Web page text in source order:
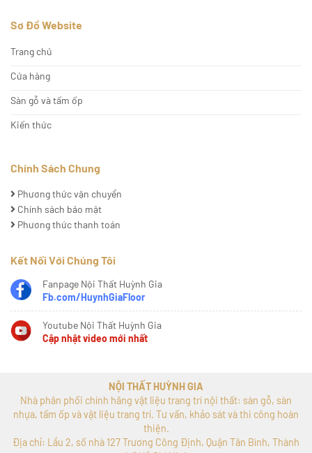
Sơ Đồ Website
Trang chủ
Cửa hàng
Sàn gỗ và tấm ốp
Kiến thức
Chính Sách Chung
Phương thức vận chuyển
Chính sách bảo mật
Phương thức thanh toán
Kết Nối Với Chúng Tôi
Fanpage Nội Thất Huỳnh Gia
Fb.com/HuynhGiaFloor
Youtube Nội Thất Huỳnh Gia
Cập nhật video mới nhất
NỘI THẤT HUỲNH GIA
Nhà phân phối chính hãng vật liệu trang trí nội thất: sàn gỗ, sàn
nhựa, tấm ốp và vật liệu trang trí. Tư vấn, khảo sát và thi công hoàn
thiện.
Địa chỉ: Lầu 2, số nhà 127 Trương Công Định, Quận Tân Bình, Thành